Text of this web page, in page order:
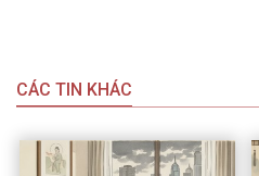
CÁC TIN KHÁC